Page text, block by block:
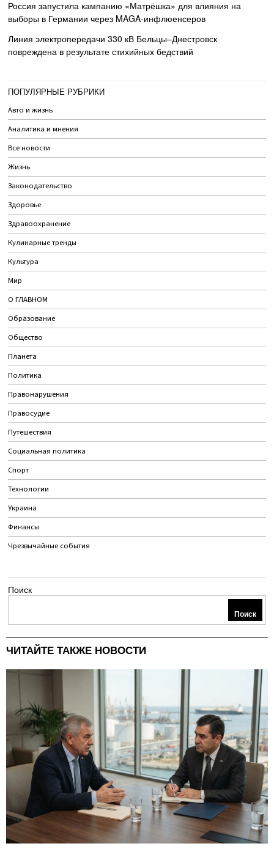
Россия запустила кампанию «Матрёшка» для влияния на
выборы в Германии через MAGA-инфлюенсеров
Линия электропередачи 330 кВ Бельцы–Днестровск
повреждена в результате стихийных бедствий
ПОПУЛЯРНЫЕ РУБРИКИ
Авто и жизнь
Аналитика и мнения
Все новости
Жизнь
Законодательство
Здоровье
Здравоохранение
Кулинарные тренды
Культура
Мир
О ГЛАВНОМ
Образование
Общество
Планета
Политика
Правонарушения
Правосудие
Путешествия
Социальная политика
Спорт
Технологии
Украина
Финансы
Чрезвычайные события
Поиск
Поиск
ЧИТАЙТЕ ТАКЖЕ НОВОСТИ